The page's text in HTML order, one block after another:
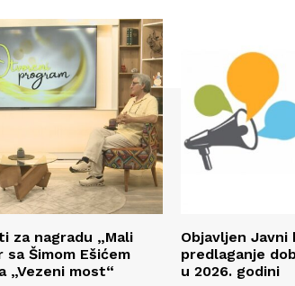
za nagradu „Mali
sa Šimom Ešićem
„Vezeni most“
Objavljen Javni
predlaganje
u 2026. godini